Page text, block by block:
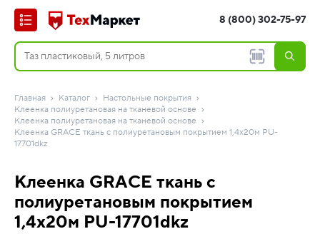
8 (800) 302-75-97
Главная Каталог
Настольные покрытия
Клеенка полиуретановая на тканевой основе
Клеенка полиуретановая на тканевой основе
Клеенка GRACE ткань с полиуретановым покрытием 1,4х20м PU-
17701dkz
Клеенка GRACE ткань с
полиуретановым покрытием
1,4х20м PU-17701dkz